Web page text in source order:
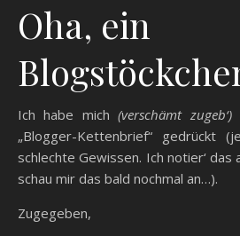
Oha, ein
Ich habe mich(verschämt zugeb‘)
„Blogger-Kettenbrief“ gedrückt
schlechte Gewissen. Ich notier‘
schau mir das bald nochmal an…).
Zugegeben,